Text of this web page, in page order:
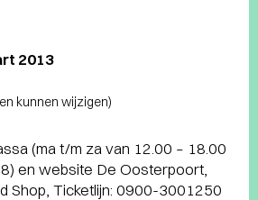
2013
kunnen wijzigen)
(ma t/m za van 12.00 – 18.00
en website De Oosterpoort,
Shop, Ticketlijn: 0900-3001250